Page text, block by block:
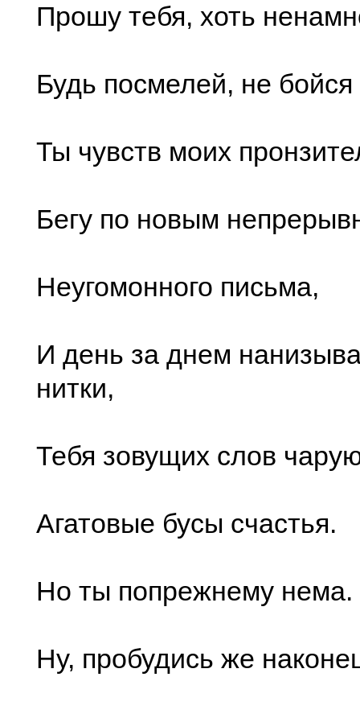
Прошу тебя, хоть
Будь посмелей, не бойся
Ты чувств моих
Бегу по новым
Неугомонного письма,
И день за днем
нитки,
Тебя зовущих слов
Агатовые бусы счастья.
Но ты попрежнему нема.
Ну, пробудись же